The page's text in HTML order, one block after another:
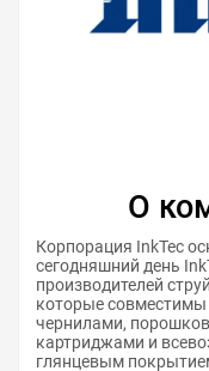
О
Корпорация InkTec
сегодняшний день
производителей
которые
чернилами,
картриджами и
глянцевым